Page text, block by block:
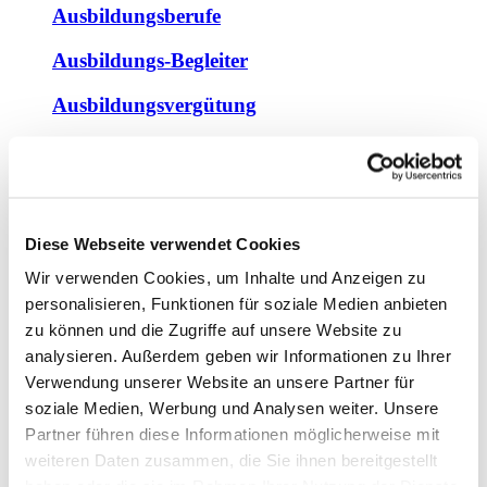
Diese Webseite verwendet Cookies
Wir verwenden Cookies, um Inhalte und Anzeigen zu
personalisieren, Funktionen für soziale Medien anbieten
zu können und die Zugriffe auf unsere Website zu
analysieren. Außerdem geben wir Informationen zu Ihrer
Verwendung unserer Website an unsere Partner für
soziale Medien, Werbung und Analysen weiter. Unsere
Partner führen diese Informationen möglicherweise mit
weiteren Daten zusammen, die Sie ihnen bereitgestellt
Ausbildungsberufe
Ausbildungs-Begleiter
Ausbildungsvergütung
Praktikumstage Rheinland-Pfalz
DEHOGA Jugendmeisterschaften
Jugendmeisterschaft 2026
Jugendmeisterschaft 2025
Jugendmeisterschaft 2024
Jugendmeisterschaft 2023
Akademie und Weiterbildung
Presse & Media